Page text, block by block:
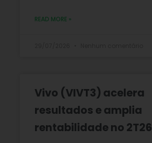
READ MORE »
Vivo (VIVT3) acelera
resultados e amplia
rentabilidade no 2T26